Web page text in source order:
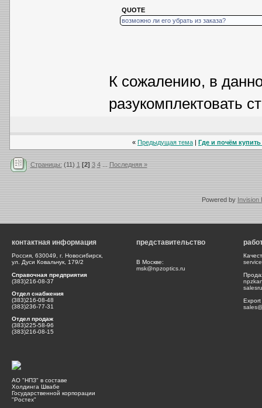
QUOTE
возможно ли его убрать из заказа?
К сожалению, в
разукомплектовать
« Предыдущая тема | Где и почём
Страницы: (11) 1 [2] 3 4... Последняя »
Powered by Invision
контактная информация
Россия, 630049, г. Новосибирск,
ул. Дуси Ковальчук, 179/2
Справочная предприятия
(383)216-08-37
Отдел снабжения
(383)216-08-48
(383)236-77-31
Отдел продаж
(383)225-58-96
(383)216-08-15
представительство
В Москве:
msk@npzoptics.ru
АО "НПЗ" в составе
Холдинга Швабе
Государственной корпорации
"Ростех"